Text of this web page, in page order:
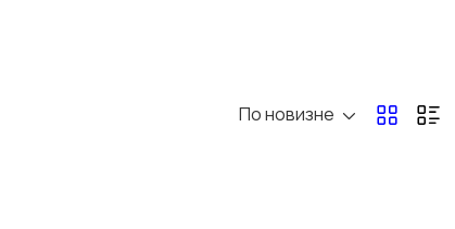
По новизне